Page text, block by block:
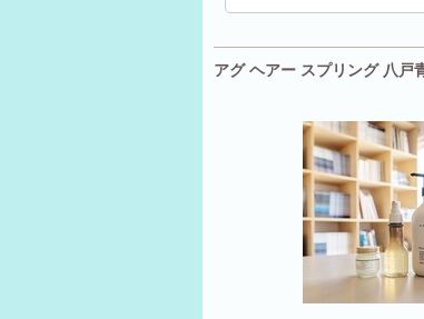
アグ ヘアー スプリング 八